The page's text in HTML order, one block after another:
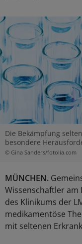
Die Bekämpfung
besondere
© Gina Sanders/fotolia.com
MÜNCHEN.
Wissenschaftler
des Klinikums der
medikamentöse
mit seltenen